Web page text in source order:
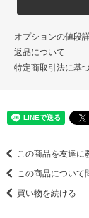
オプションの値段
返品について
特定商取引法に基
この商品を友達に
この商品について
買い物を続ける